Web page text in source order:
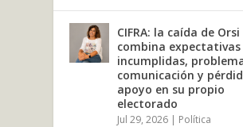
CIFRA: la caída de Orsi
combina expectativas
incumplidas,
comunicación y
apoyo en su propio
electorado
Jul 29, 2026 | Política